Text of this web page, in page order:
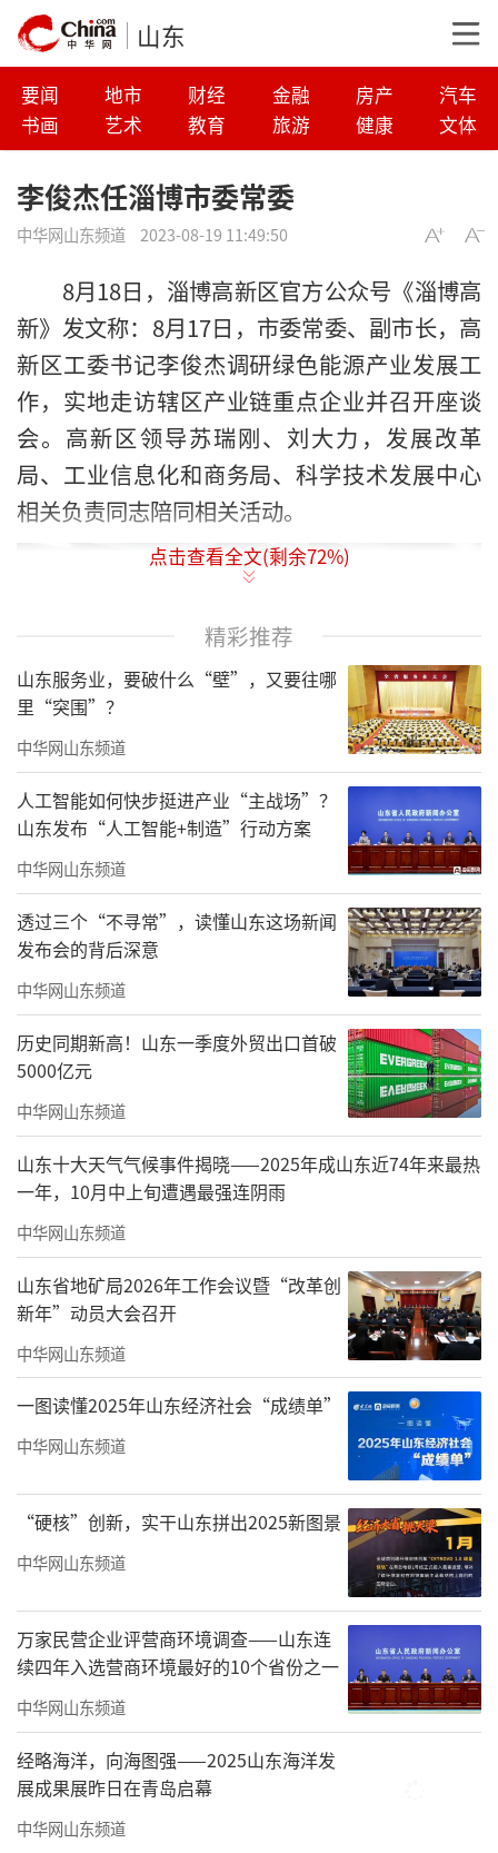
山东
要闻 地市 财经 金融 房产
汽车
书画
艺术 教育 旅游 健康 文体
李俊杰任淄博市委常委
中华网山东频道 2023-08-19 11:49:50
8月18日，淄博高新区官方公众号《淄博高
新》发文称：8月17日，市委常委、副市长，高
新区工委书记李俊杰调研绿色能源产业发展工
作，实地走访辖区产业链重点企业并召开座谈
会。高新区领导苏瑞刚、刘大力，发展改革
局、工业信息化和商务局、科学技术发展中心
相关负责同志陪同相关活动。
记者发现，这是李俊杰首次以淄博市委常
委、副市长，高新区工委书记的身份出现在公
开报道之中，此前他的职务是淄博市政府副市
长、高新区工委书记。
在上述调研活动中，李俊杰指出，绿色能
源产业前景广阔、潜力巨大，高新区将加大力
度扶持企业发展，坚定不移推动绿色能源产业
做大做强，为构建现代化产业体系、推动全区
高质量发展提供更加有力支撑。
他要求，高新区党员干部要以作风能力提
升行动为抓手，转化服务企业视角，持续提升
作风能力。作风建设要把准“实”的要求，求
真务实，真抓实干，切实做到“无事不
扰”“有需必到”。能力提升要聚焦“业”之
所需，研究产业，向企业、同行学习，做到与
企业“同频共振”，不断提升招商引资的“软
实力”。
8月4日，山东省委组织部发布干部任前公
示：李俊杰，男，汉族，1976年1月生，省委党
点击查看全文(剩余72%)
精彩推荐
山东服务业，要破什么“壁”，又要往哪
里“突围”？
中华网山东频道
人工智能如何快步挺进产业“主战场”？
山东发布“人工智能+制造”行动方案
中华网山东频道
透过三个“不寻常”，读懂山东这场新闻
发布会的背后深意
中华网山东频道
历史同期新高！山东一季度外贸出口首破
5000亿元
中华网山东频道
山东十大天气气候事件揭晓——2025年成山东近74年来最热
一年，10月中上旬遭遇最强连阴雨
中华网山东频道
山东省地矿局2026年工作会议暨“改革创
新年”动员大会召开
中华网山东频道
一图读懂2025年山东经济社会“成绩单”
中华网山东频道
“硬核”创新，实干山东拼出2025新图景
中华网山东频道
万家民营企业评营商环境调查——山东连
续四年入选营商环境最好的10个省份之一
中华网山东频道
经略海洋，向海图强——2025山东海洋发
展成果展昨日在青岛启幕
中华网山东频道